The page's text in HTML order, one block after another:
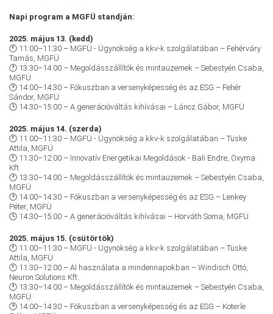
Napi program a MGFÜ standján:
2025. május 13. (kedd)
🕚 11:00–11:30 – MGFÜ - Ügynökség a kkv-k szolgálatában – Fehérváry
Tamás, MGFÜ
🕐 13:30–14:00 – Megoldásszállítók és mintaüzemek – Sebestyén Csaba,
MGFÜ
🕑 14:00–14:30 – Fókuszban a versenyképesség és az ESG – Fehér
Sándor, MGFÜ
🕒 14:30–15:00 – A generációváltás kihívásai – Láncz Gábor, MGFÜ
2025. május 14. (szerda)
🕚 11:00–11:30 – MGFÜ - Ügynökség a kkv-k szolgálatában – Tüske
Attila, MGFÜ
🕚 11:30–12:00 – Innovatív Energetikai Megoldások - Bali Endre, Oxyma
Kft.
🕐 13:30–14:00 – Megoldásszállítók és mintaüzemek – Sebestyén Csaba,
MGFÜ
🕑 14:00–14:30 – Fókuszban a versenyképesség és az ESG – Lenkey
Péter, MGFÜ
🕒 14:30–15:00 – A generációváltás kihívásai – Horváth Soma, MGFÜ
2025. május 15. (csütörtök)
🕚 11:00–11:30 – MGFÜ - Ügynökség a kkv-k szolgálatában – Tüske
Attila, MGFÜ
🕚 11:30–12:00 – AI használata a mindennapokban – Windisch Ottó,
Neuron Solutions Kft.
🕐 13:30–14:00 – Megoldásszállítók és mintaüzemek – Sebestyén Csaba,
MGFÜ
🕑 14:00–14:30 – Fókuszban a versenyképesség és az ESG – Koterle